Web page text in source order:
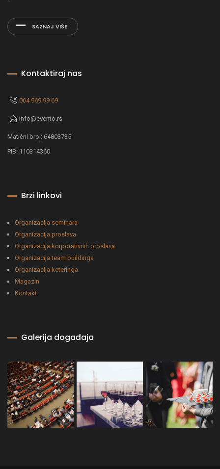
SAZNAJ VIŠE
Kontaktiraj nas
064 969 99 69
info@evento.rs
Matični broj: 64803735
PIB: 110314360
Brzi linkovi
Organizacija seminara
Organizacija proslava
Organizacija korporativnih proslava
Organizacija team buildinga
Organizacija keteringa
Magazin
Kontakt
Galerija događaja